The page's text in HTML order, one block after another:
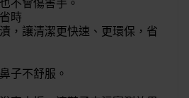
不會傷害手。
時
，讓清潔更快速、更環保，省
子不舒服。